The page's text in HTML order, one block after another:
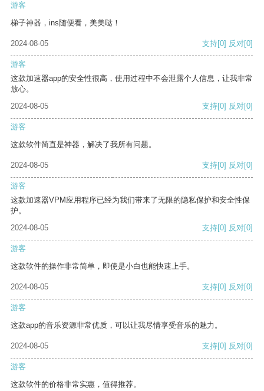
游客
梯子神器，ins随便看，美美哒！
2024-08-05 支持[0] 反对[0]
游客
这款加速器app的安全性很高，使用过程中不会泄露个人信息，让我非常
放心。
2024-08-05
支持[0] 反对[0]
游客
这款软件简直是神器，解决了我所有问题。
2024-08-05 支持[0] 反对[0]
游客
这款加速器VPM应用程序已经为我们带来了无限的隐私保护和安全性保
护。
2024-08-05
支持[0] 反对[0]
游客
这款软件的操作非常简单，即使是小白也能快速上手。
2024-08-05 支持[0] 反对[0]
游客
这款app的音乐资源非常优质，可以让我尽情享受音乐的魅力。
2024-08-05 支持[0] 反对[0]
游客
这款软件的价格非常实惠，值得推荐。